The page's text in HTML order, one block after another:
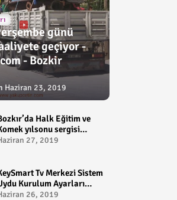
günü
geçiyor -
- Bozkir
Haziran 23, 2019
Halk Eğitim ve
yılsonu sergisi
27, 2019
Tv Merkezi Sistem
Kurulum Ayarları
anlatım -
26, 2019